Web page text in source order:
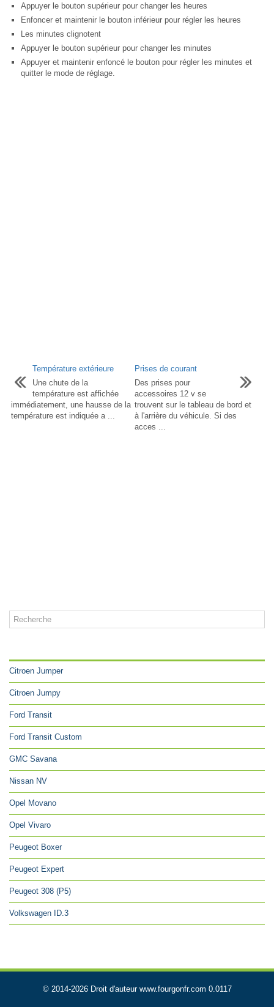
Appuyer le bouton supérieur pour changer les heures
Enfoncer et maintenir le bouton inférieur pour régler les heures
Les minutes clignotent
Appuyer le bouton supérieur pour changer les minutes
Appuyer et maintenir enfoncé le bouton pour régler les minutes et
quitter le mode de réglage.
Température extérieure
Une chute de la
température est affichée
immédiatement, une hausse de la
température est indiquée a ...
Prises de courant
Des prises pour
accessoires 12 v se
trouvent sur le tableau de bord et
à l'arrière du véhicule. Si des
acces ...
Citroen Jumper
Citroen Jumpy
Ford Transit
Ford Transit Custom
GMC Savana
Nissan NV
Opel Movano
Opel Vivaro
Peugeot Boxer
Peugeot Expert
Peugeot 308 (P5)
Volkswagen ID.3
© 2014-2026 Droit d'auteur www.fourgonfr.com 0.0117